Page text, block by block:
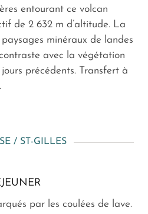
entourant ce volcan
de 2 632 m d’altitude. La
minéraux de landes
avec la végétation
précédents. Transfert à
/ ST-GILLES
par les coulées de lave.